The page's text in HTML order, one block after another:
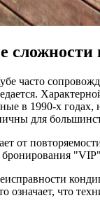
сложности
часто
в 1990-х
для
от
означает, что